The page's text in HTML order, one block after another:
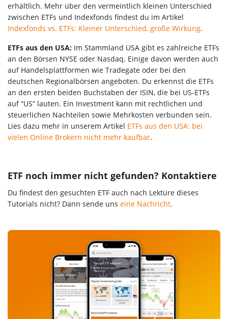
erhältlich. Mehr über den vermeintlich kleinen Unterschied
zwischen ETFs und Indexfonds findest du im Artikel
Indexfonds vs. ETFs: Kleiner Unterschied, große Wirkung.
ETFs aus den USA: Im Stammland USA gibt es zahlreiche ETFs
an den Börsen NYSE oder Nasdaq. Einige davon werden auch
auf Handelsplattformen wie Tradegate oder bei den
deutschen Regionalbörsen angeboten. Du erkennst die ETFs
an den ersten beiden Buchstaben der ISIN, die bei US-ETFs
auf “US” lauten. Ein Investment kann mit rechtlichen und
steuerlichen Nachteilen sowie Mehrkosten verbunden sein.
Lies dazu mehr in unserem Artikel ETFs aus den USA: bei
vielen Online Brokern nicht mehr kaufbar.
ETF noch immer nicht gefunden? Kontaktiere
Du findest den gesuchten ETF auch nach Lektüre dieses
Tutorials nicht? Dann sende uns eine Nachricht.